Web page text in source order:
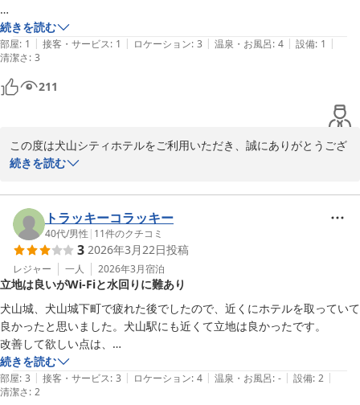
またお近くにお越しの際は、ぜひお気軽にお立ちよりくださいま
せ。
スタッフ一同、またのご来館を心よりお待ちしております！
犬山シティホテル
日没後からは寒い。
エアコンが効かない。
付けると冷房のように風がただ吹き付けるだけ。
疲れた身体を休ませたいのに残念でした。
続きを読む
部屋: 1 | 接客・サービス: 1 | ロケーション: 3 | 温泉・お風呂: 4 | 設備: 1 |
清潔さ: 3
211
この度は犬山シティホテルをご利用いただき、誠にありがとうござ
いました。
ご指摘の通り、設備が古い箇所もあり、ご不便をおかけしてしまい
申し訳ございません。すぐに改善というわけにはいきませんが、快
適にゆっくりとおくつろぎ頂けます様、順次、改修を行っていく所
存でございます。
お部屋につきましてもご不快な思いをさせてしまいましたこと、心
よりお詫び申し上げます。当ホテルは空調が一括管理のため、季節
の変わり目はご不便をおかけいたしますが何とぞご容赦くださいま
せ。また何かお気づきの点がございましたらお気軽にフロントまで
ご連絡ください。出来る範囲で対応させていただきます。
ご宿泊、ご投稿ありがとうございました。
続きを読む
トラッキーコラッキー
40代/男性 | 11件のクチコミ
3 2026年3月22日投稿
レジャー 一人 2026年3月宿泊
立地は良いがWi-Fiと水回りに難あり
犬山城、犬山城下町で疲れた後でしたので、近くにホテルを取っていて
良かったと思いました。犬山駅にも近くて立地は良かったです。
改善して欲しい点は、
・端部屋のためかWi-Fiがつながりにくかった
・周辺の案内地図が見づらかったです
・水回りの設備は厳しいかもしれませんが、シャワーの水圧が弱いこと
続きを読む
部屋: 3 | 接客・サービス: 3 | ロケーション: 4 | 温泉・お風呂: - | 設備: 2 |
清潔さ: 2